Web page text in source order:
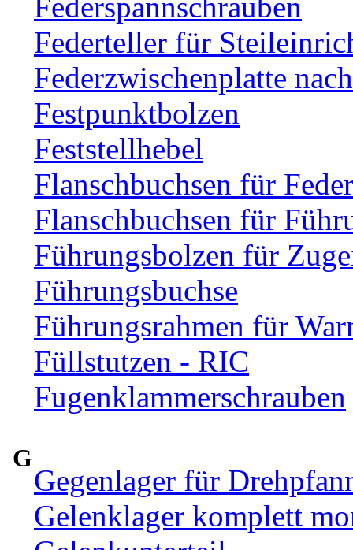
Federteller für
Federzwischenplatte
Festpunktbolzen
Feststellhebel
Flanschbuchsen für
Flanschbuchsen für
Führungsbolzen für
Führungsbuchse
Führungsrahmen für
Füllstutzen - RIC
Fugenklammerschrauben
G
Gegenlager für
Gelenklager komplett